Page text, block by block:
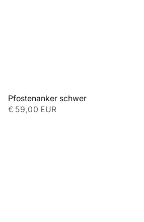
Pfostenanker schwer
€ 59,00 EUR